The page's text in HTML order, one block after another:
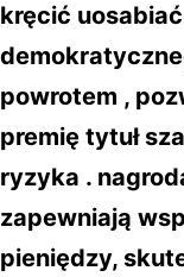
kręcić
powrotem ,
premię tytuł
ryzyka .
zapewniają
pieniędzy,